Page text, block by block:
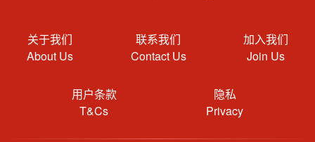
关于我们
About Us
联系我们
Contact Us
加入我们
Join Us
用户条款
T&Cs
隐私
Privacy